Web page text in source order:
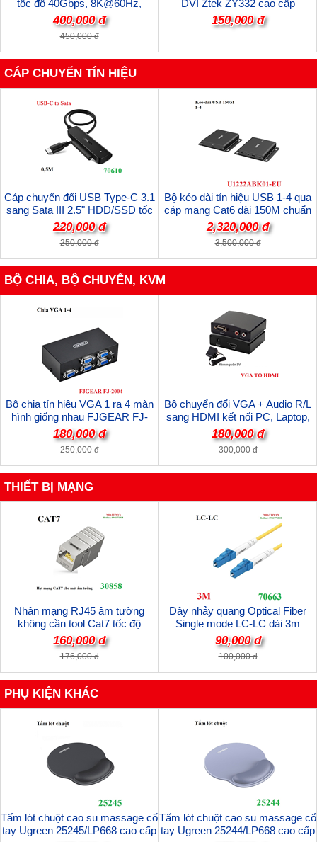
tốc độ 40Gbps, 8K@60Hz,
PD240W Unitek C14100ABK01-
2M cao cấp
400,000 đ
450,000 đ
DVI Ztek ZY332 cao cấp
150,000 đ
CÁP CHUYỂN TÍN HIỆU
Cáp chuyển đổi USB Type-C 3.1
sang Sata III 2.5" HDD/SSD tốc
độ 5Gbps Ugreen 70610 cao cấp
(hỗ trợ 10TB)
220,000 đ
250,000 đ
Bộ kéo dài tín hiệu USB 1-4 qua
cáp mạng Cat6 dài 150M chuẩn
2.0 Unitek U1222ABK01-EU cao
cấp
2,320,000 đ
3,500,000 đ
BỘ CHIA, BỘ CHUYỂN, KVM
Bộ chia tín hiệu VGA 1 ra 4 màn
hình giống nhau FJGEAR FJ-
2004 cao cấp
180,000 đ
250,000 đ
Bộ chuyển đổi VGA + Audio R/L
sang HDMI kết nối PC, Laptop,
Camera ra Tivi, máy chiếu
180,000 đ
300,000 đ
THIẾT BỊ MẠNG
Nhân mạng RJ45 âm tường
không cần tool Cat7 tốc độ
10Gbps Ugreen 30858 cao cấp
160,000 đ
176,000 đ
Dây nhảy quang Optical Fiber
Single mode LC-LC dài 3m
Ugreen 70663 cao cấp
90,000 đ
100,000 đ
PHỤ KIỆN KHÁC
Tấm lót chuột cao su massage cổ
tay Ugreen 25245/LP668 cao cấp
Tấm lót chuột cao su massage cổ
tay Ugreen 25244/LP668 cao cấp